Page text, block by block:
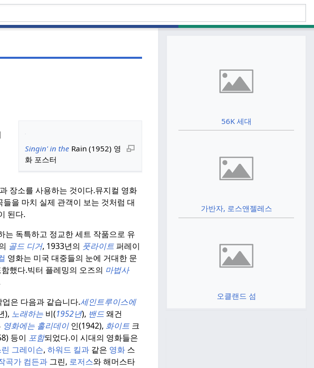
Singin' in the Rain (1952) 영
화 포스터
장소를 사용하는 것이다.뮤지컬 영화
을 마치 실제 관객이 보는 것처럼 대
된다.
는 독특하고 정교한 세트 작품으로 유
골드 디거, 1933년의 풋라이트 퍼레이
영화는 미국 대중들의 눈에 거대한 문
했다.빅터 플레밍의 오즈의 마법사
업은 다음과 같습니다.세인트루이스에
), 노래하는 비(1952년), 밴드왜건
영화에는 홀리데이인(1942), 화이트 크
등이 포함되었다.이 시대의 영화들은
그레이슨, 하워드 킬과 같은 영화 스
곡가 컴든과 그린, 로저스와 해머스타
56K 세대
가반자, 로스앤젤레스
오클랜드 섬